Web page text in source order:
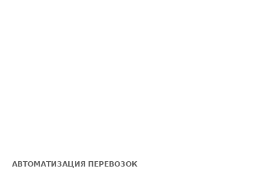
АВТОМАТИЗАЦИЯ ПЕРЕВОЗОК